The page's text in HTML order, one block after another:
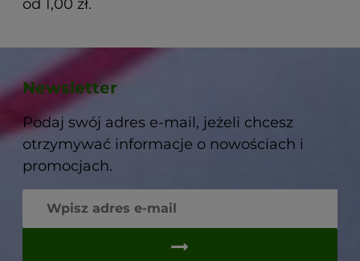
od 1,00 zł.
Newsletter
Podaj swój adres e-mail, jeżeli chcesz
otrzymywać informacje o nowościach i
promocjach.